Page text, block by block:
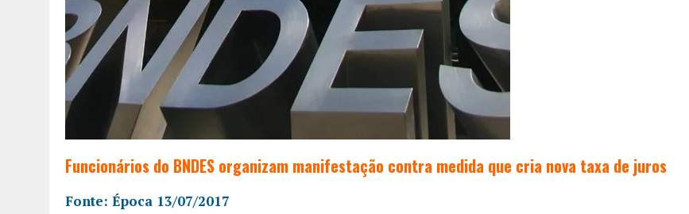
Funcionários do BNDES organizam manifestação contra medida que cria nova taxa de juros
Fonte: Época 13/07/2017